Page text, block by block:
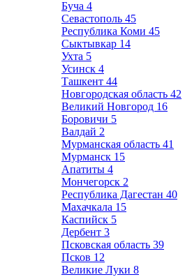
Буча 4
Севастополь 45
Республика Коми 45
Сыктывкар 14
Ухта 5
Усинск 4
Ташкент 44
Новгородская область 42
Великий Новгород 16
Боровичи 5
Валдай 2
Мурманская область 41
Мурманск 15
Апатиты 4
Мончегорск 2
Республика Дагестан 40
Махачкала 15
Каспийск 5
Дербент 3
Псковская область 39
Псков 12
Великие Луки 8